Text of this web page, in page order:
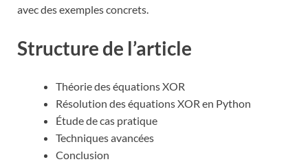
avec des exemples concrets.
Structure de l’article
Théorie des équations XOR
Résolution des équations XOR en Python
Étude de cas pratique
Techniques avancées
Conclusion